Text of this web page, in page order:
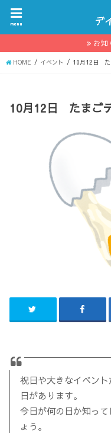
menu
お
HOME イベント 10月12日 た
10月12日 たまご
祝日や大きなイベン
日があります。
今日が何の日か知っ
ょう。